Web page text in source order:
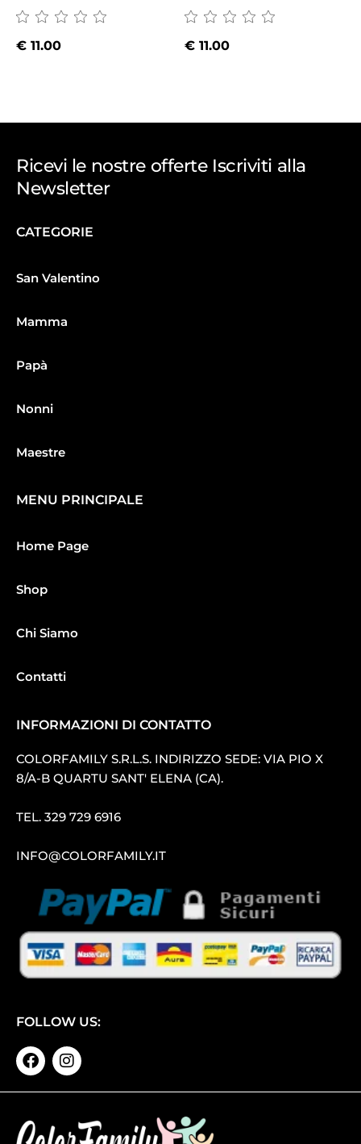
€11.00 € 11.00
Ricevi le nostre offerte Iscriviti alla
Newsletter
CATEGORIE
San Valentino
Mamma
Papà
Nonni
Maestre
MENU PRINCIPALE
Home Page
Shop
Chi Siamo
Contatti
INFORMAZIONI DI CONTATTO
COLORFAMILY S.R.L.S. INDIRIZZO SEDE: VIA PIO X
8/A-B QUARTU SANT′ ELENA (CA).
TEL. 329 729 6916
INFO@COLORFAMILY.IT
FOLLOW US: